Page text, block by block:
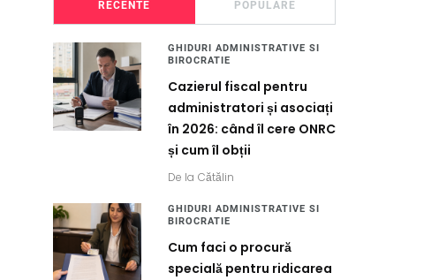
RECENTE POPULARE
GHIDURI ADMINISTRATIVE SI
BIROCRATIE
Cazierul fiscal pentru
administratori și asociați
în 2026: când îl cere ONRC
și cum îl obții
De la Cătălin
GHIDURI ADMINISTRATIVE SI
BIROCRATIE
Cum faci o procură
specială pentru ridicarea